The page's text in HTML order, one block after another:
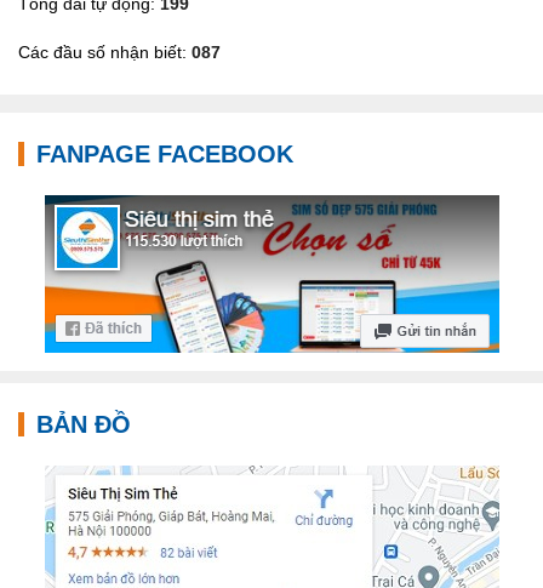
Các đầu số nhận biết: 087
FANPAGE FACEBOOK
BẢN ĐỒ